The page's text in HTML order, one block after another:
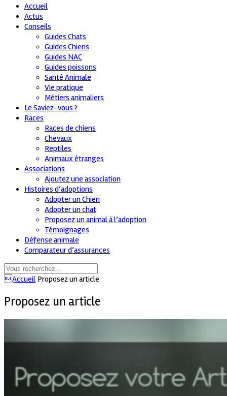
Accueil
Actus
Conseils
Guides Chats
Guides Chiens
Guides NAC
Guides poissons
Santé Animale
Vie pratique
Métiers animaliers
Le Saviez-vous ?
Races
Races de chiens
Chevaux
Reptiles
Animaux étranges
Associations
Ajoutez une association
Histoires d’adoptions
Adopter un Chien
Adopter un chat
Proposez un animal à l’adoption
Témoignages
Défense animale
Comparateur d’assurances
Accueil Proposez un article
Proposez un article